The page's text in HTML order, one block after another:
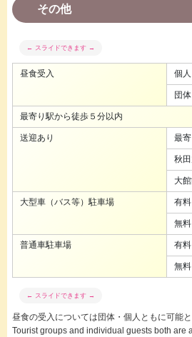
その他
昼食受入 個人
団
最寄り駅から徒歩５分以内
送迎あり 最
秋
大
大型車（バス等）駐車場 有料
無料
普通車駐車場 有料
無料
昼食の受入については団体・個人ともに可能と
Tourist groups and individual guests both are